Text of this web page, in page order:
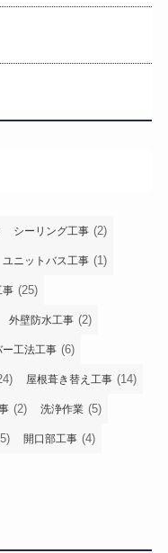
シーリング工事 (2)
ユニットバス工事 (1)
事 (25)
外壁防水工事 (2)
ー工法工事 (6)
屋根葺き替え工事 (14)
(2) 洗浄作業 (5)
開口部工事 (4)